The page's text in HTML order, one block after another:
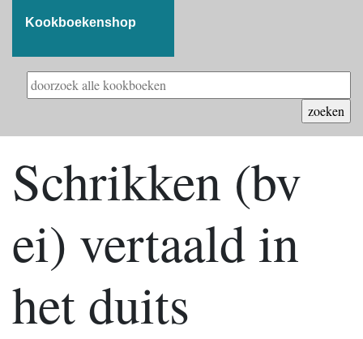
Kookboekenshop
Schrikken (bv
ei) vertaald in
het duits